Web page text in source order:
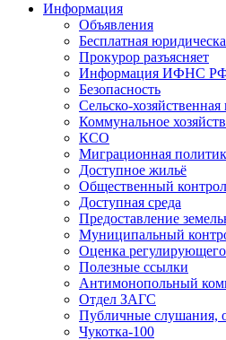
Информация
Объявления
Бесплатная
Прокурор разъясняет
Информация ИФНС
Безопасность
Сельско-
Коммунальное
КСО
Миграционная
Доступное жильё
Общественный
Доступная среда
Предоставление
Муниципальный
Оценка регулирующего
Полезные ссылки
Антимонопольный
Отдел ЗАГС
Публичные слушания,
Чукотка-100